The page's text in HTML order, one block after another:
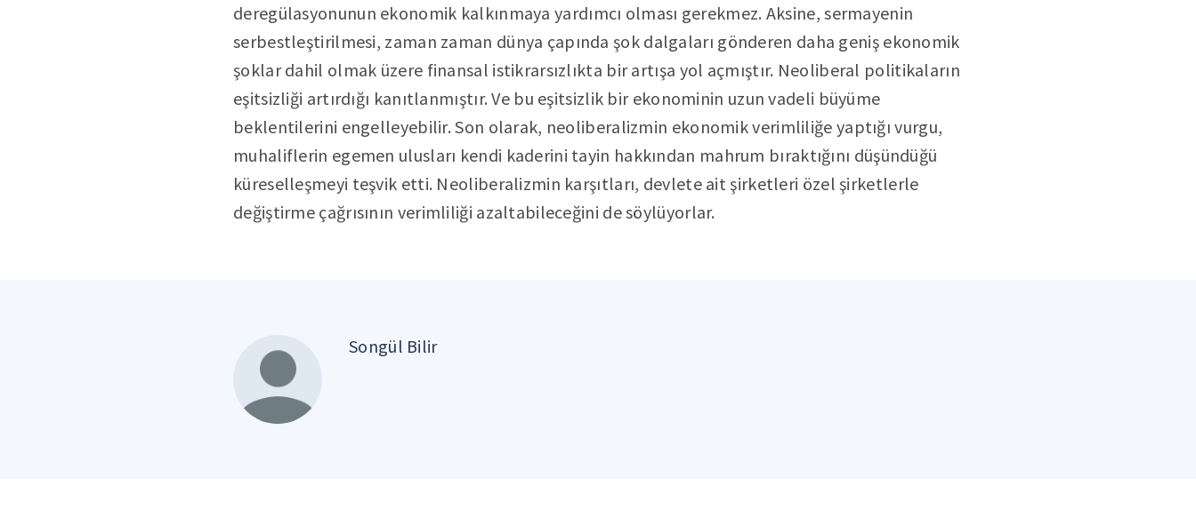
deregülasyonunun ekonomik kalkınmaya yardımcı olması gerekmez. Aksine, sermayenin
serbestleştirilmesi, zaman zaman dünya çapında şok dalgaları gönderen daha geniş ekonomik
şoklar dahil olmak üzere finansal istikrarsızlıkta bir artışa yol açmıştır. Neoliberal politikaların
eşitsizliği artırdığı kanıtlanmıştır. Ve bu eşitsizlik bir ekonominin uzun vadeli büyüme
beklentilerini engelleyebilir. Son olarak, neoliberalizmin ekonomik verimliliğe yaptığı vurgu,
muhaliflerin egemen ulusları kendi kaderini tayin hakkından mahrum bıraktığını düşündüğü
küreselleşmeyi teşvik etti. Neoliberalizmin karşıtları, devlete ait şirketleri özel şirketlerle
değiştirme çağrısının verimliliği azaltabileceğini de söylüyorlar.
Songül Bilir